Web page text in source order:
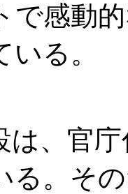
で感動
る。
は、官
る。そ